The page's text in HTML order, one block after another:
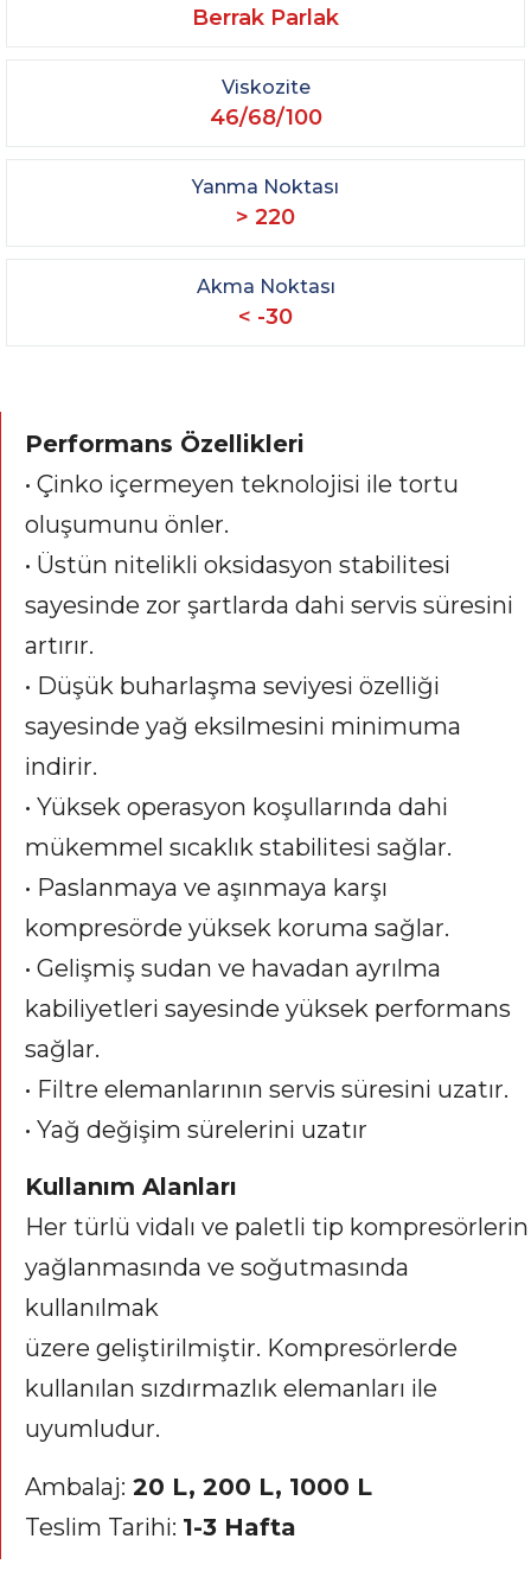
Berrak Parlak
Viskozite
46/68/100
Yanma Noktası
> 220
Akma Noktası
< -30
Performans Özellikleri
• Çinko içermeyen teknolojisi ile tortu
oluşumunu önler.
• Üstün nitelikli oksidasyon stabilitesi
sayesinde zor şartlarda dahi servis süresini
artırır.
• Düşük buharlaşma seviyesi özelliği
sayesinde yağ eksilmesini minimuma
indirir.
• Yüksek operasyon koşullarında dahi
mükemmel sıcaklık stabilitesi sağlar.
• Paslanmaya ve aşınmaya karşı
kompresörde yüksek koruma sağlar.
• Gelişmiş sudan ve havadan ayrılma
kabiliyetleri sayesinde yüksek performans
sağlar.
• Filtre elemanlarının servis süresini uzatır.
• Yağ değişim sürelerini uzatır
Kullanım Alanları
Her türlü vidalı ve paletli tip kompresörlerin
yağlanmasında ve soğutmasında
kullanılmak
üzere geliştirilmiştir. Kompresörlerde
kullanılan sızdırmazlık elemanları ile
uyumludur.
Ambalaj: 20 L, 200 L, 1000 L
Teslim Tarihi: 1-3 Hafta